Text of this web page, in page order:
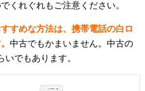
くれぐれもご注意ください。
すめな方法は、携帯電話の白ロ
中古でもかまいません。中古の
でもあります。